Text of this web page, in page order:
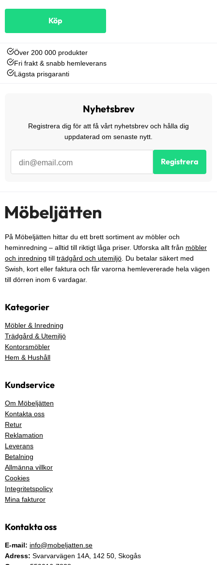
Köp
Över 200 000 produkter
Fri frakt & snabb hemleverans
Lägsta prisgaranti
Nyhetsbrev
Registrera dig för att få vårt nyhetsbrev och hålla dig
uppdaterad om senaste nytt.
Registrera
På Möbeljätten hittar du ett brett sortiment av möbler och
heminredning – alltid till riktigt låga priser. Utforska allt från möbler
och inredning till trädgård och utemiljö . Du betalar säkert med
Swish, kort eller faktura och får varorna hemlevererade hela vägen
till dörren inom 6 vardagar.
Kategorier
Möbler & Inredning
Trädgård & Utemiljö
Kontorsmöbler
Hem & Hushåll
Kundservice
Om Möbeljätten
Kontakta oss
Retur
Reklamation
Leverans
Betalning
Allmänna villkor
Cookies
Integritetspolicy
Mina fakturor
Kontakta oss
E-mail: info@mobeljatten.se
Adress: Svarvarvägen 14A, 142 50 , Skogås